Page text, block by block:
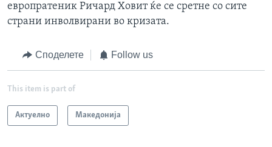
европратеник Ричард Ховит ќе се сретне со сите
страни инволвирани во кризата.
Споделете Follow us
This item is part of
Актуелно Македонија